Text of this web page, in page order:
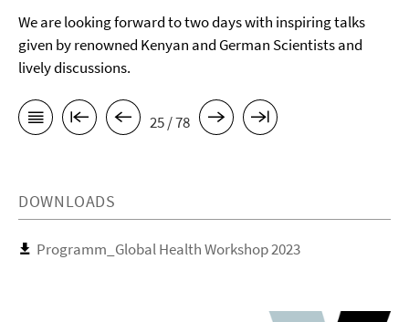
We are looking forward to two days with inspiring talks
given by renowned Kenyan and German Scientists and
lively discussions.
25 / 78
DOWNLOADS
Programm_Global Health Workshop 2023